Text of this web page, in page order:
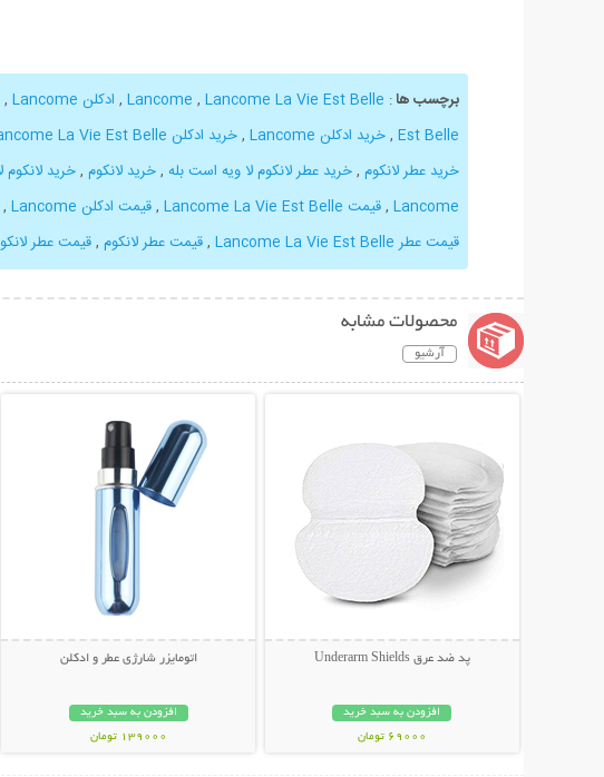
برچسب ها:
, Lancome La Vie Est Belle
, ادکلن Lancome ,
Est Belle
,خرید ادکلن Lancome ,خرید ادکلن Lancome La Vie Est Belle
خرید عطر لانکوم ,خرید عطر لانکوم لا ویه است بله ,خرید لانکوم ,خرید لانکوم
Lancome
,قیمت Lancome La Vie Est Belle ,قیمت ادکلن Lancome ,
قیمت عطر Lancome La Vie Est Belle
,قیمت عطر لانکوم ,قیمت عطر
محصولات مشابه
آرشیو
پد ضد عرق Underarm Shields
افزودن به سبد خرید
69000 تومان
اتومایزر شارژی عطر و ادکلن
افزودن به سبد خرید
139000 تومان